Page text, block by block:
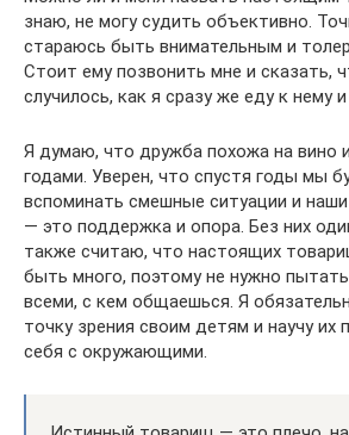
знаю, не могу судить объективно.
стараюсь быть внимательным и
Стоит ему позвонить мне и сказать,
случилось, как я сразу же еду к нему
Я думаю, что дружба похожа на вино
годами. Уверен, что спустя годы мы
вспоминать смешные ситуации и
— это поддержка и опора. Без них
также считаю, что настоящих
быть много, поэтому не нужно
всеми, с кем общаешься. Я
точку зрения своим детям и научу их
себя с окружающими.